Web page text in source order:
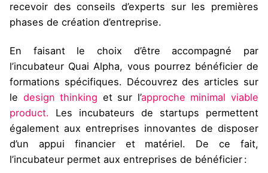
recevoir des conseils d’experts sur les premières
phases de création d’entreprise.
En faisant le choix d’être accompagné par
l’incubateur Quai Alpha, vous pourrez bénéficier de
formations spécifiques. Découvrez des articles sur
le design thinking et sur l’approche minimal viable
product. Les incubateurs de startups permettent
également aux entreprises innovantes de disposer
d’un appui financier et matériel. De ce fait,
l’incubateur permet aux entreprises de bénéficier :